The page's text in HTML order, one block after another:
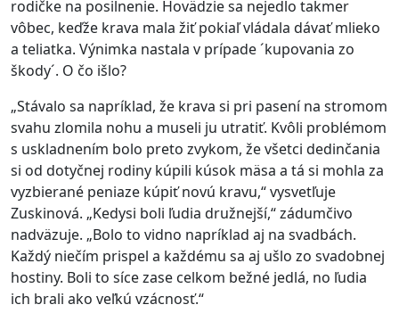
rodičke na posilnenie. Hovädzie sa nejedlo takmer
vôbec, keďže krava mala žiť pokiaľ vládala dávať mlieko
a teliatka. Výnimka nastala v prípade ´kupovania zo
škody´. O čo išlo?
„Stávalo sa napríklad, že krava si pri pasení na stromom
svahu zlomila nohu a museli ju utratiť. Kvôli problémom
s uskladnením bolo preto zvykom, že všetci dedinčania
si od dotyčnej rodiny kúpili kúsok mäsa a tá si mohla za
vyzbierané peniaze kúpiť novú kravu,“ vysvetľuje
Zuskinová. „Kedysi boli ľudia družnejší,“ zádumčivo
nadväzuje. „Bolo to vidno napríklad aj na svadbách.
Každý niečím prispel a každému sa aj ušlo zo svadobnej
hostiny. Boli to síce zase celkom bežné jedlá, no ľudia
ich brali ako veľkú vzácnosť.“